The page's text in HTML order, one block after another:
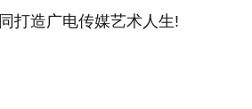
打造广电传媒艺术人生!